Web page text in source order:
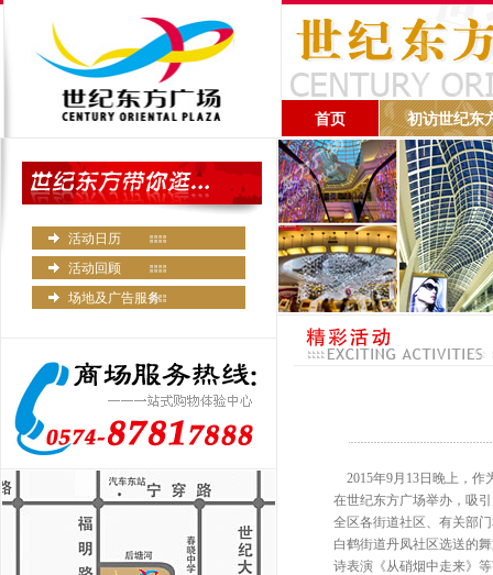
首页 初访世纪东
活动日历
活动回顾
场地及广告服务
2015年9月13日晚上，作
在世纪东方广场举办，吸
全区各街道社区、有关部
白鹤街道丹凤社区选送的
诗表演《从硝烟中走来》